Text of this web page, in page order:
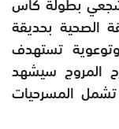
الصحية بحديقة
تستهدف
المروج سيشهد
تشمل المسرحيات